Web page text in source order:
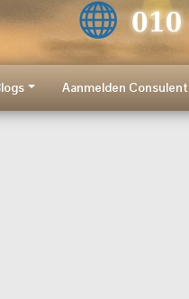
Aanmelden Consulent